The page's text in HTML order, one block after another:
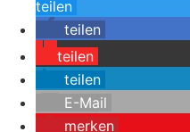
teilen
teilen
teilen
teilen
E-Mail
merken